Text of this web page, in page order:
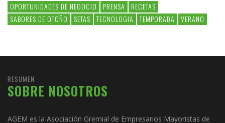
OPORTUNIDADES DE NEGOCIO
PRENSA
RECETAS
SABORES DE OTOÑO
SETAS TECNOLOGIA TEMPORADA VERANO
RESUMEN
SOBRE NOSOTROS
AGEM es la Asociación Gremial de Empresarios Mayoristas de